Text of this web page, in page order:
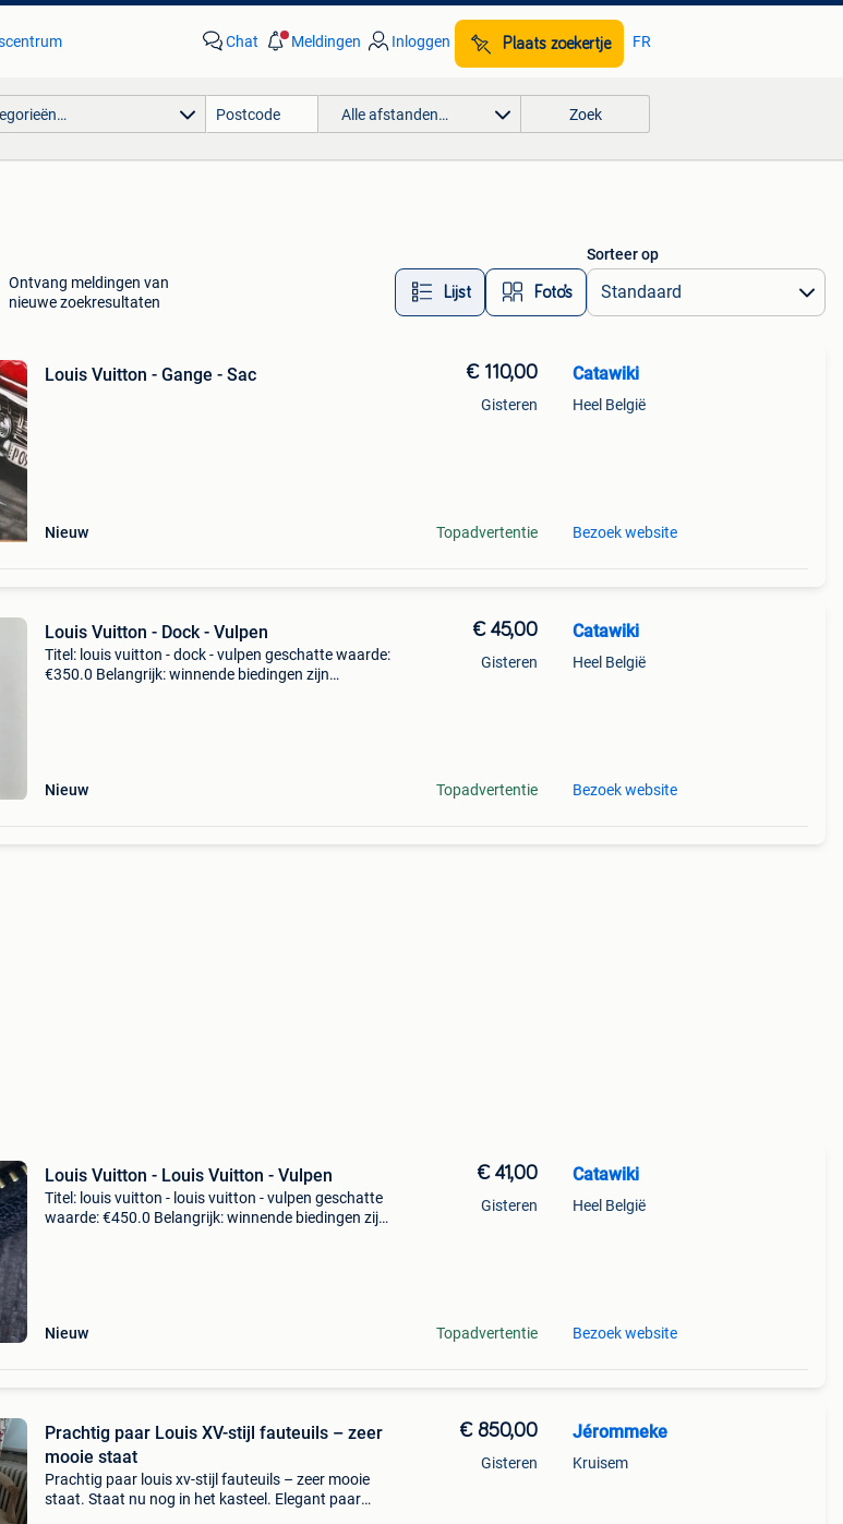
Chat Meldingen Inloggen Plaats zoekertje FR
Alle afstanden… Zoek
Ontvang meldingen van
nieuwe zoekresultaten
Lijst Foto’s
Sorteer op
Louis Vuitton - Gange - Sac
Nieuw
€ 110,00
Gisteren
Topadvertentie
Catawiki
Heel België
Bezoek website
Louis Vuitton - Dock - Vulpen
Titel: louis vuitton - dock - vulpen geschatte waarde:
€350.0 Belangrijk: winnende biedingen zijn
Nieuw
€ 45,00
Gisteren
Topadvertentie
Catawiki
Heel België
Bezoek website
Louis Vuitton - Louis Vuitton - Vulpen
Titel: louis vuitton - louis vuitton - vulpen geschatte
waarde: €450.0 Belangrijk: winnende biedingen zijn
Nieuw
€ 41,00
Gisteren
Topadvertentie
Catawiki
Heel België
Bezoek website
Prachtig paar Louis XV-stijl fauteuils – zeer
mooie staat
Prachtig paar louis xv-stijl fauteuils – zeer mooie
staat. Staat nu nog in het kasteel. Elegant paar
€ 850,00
Gisteren
Jérommeke
Kruisem